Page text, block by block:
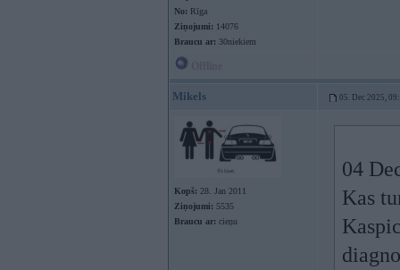
No: Rīga
Ziņojumi: 14076
Braucu ar: 30niekiem
Mikels 05. Dec 2025,
Kopš: 28. Jan 2011
Ziņojumi: 5535
Braucu ar: cieņu
04
Kas